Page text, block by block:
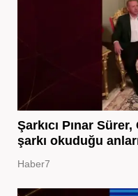
Şarkıcı Pınar
şarkı okuduğu
Haber7